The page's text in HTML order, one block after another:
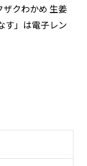
ザクわかめ 生姜
す」は電子レン
夏レシピ